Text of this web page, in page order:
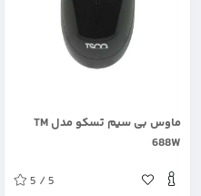
ماوس بی سیم تسکو مدل TM
688W
5 / 5